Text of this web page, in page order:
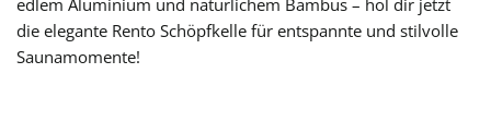
edlem Aluminium und natürlichem Bambus – hol dir jetzt
die elegante Rento Schöpfkelle für entspannte und stilvolle
Saunamomente!